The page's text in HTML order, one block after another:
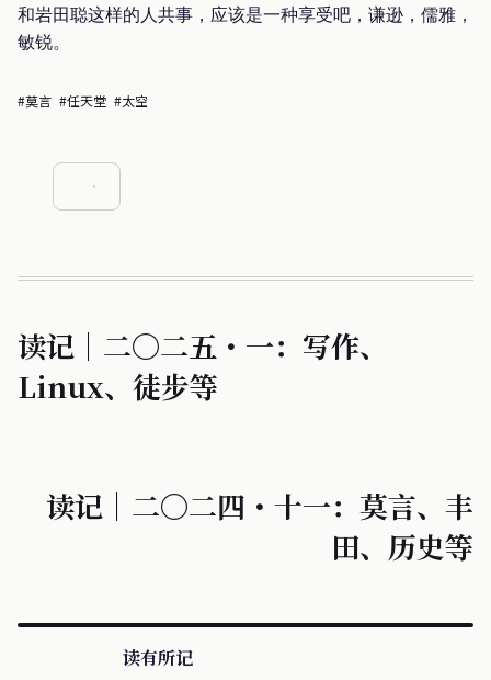
和岩田聪这样的人共事，应该是一种享受吧，谦逊，儒雅，
敏锐。
#莫言 #任天堂 #太空
读记｜二〇二五・一：写作、
Linux、徒步等
读记｜二〇二四・十一：莫言、丰
田、历史等
读有所记